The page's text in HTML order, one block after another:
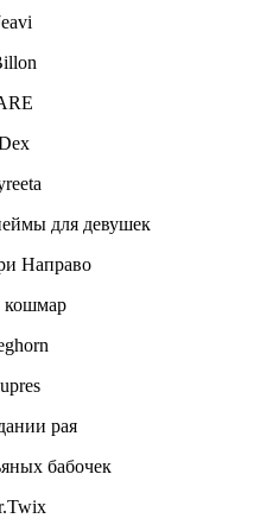
для девушек
Направо
кошмар
рая
бабочек